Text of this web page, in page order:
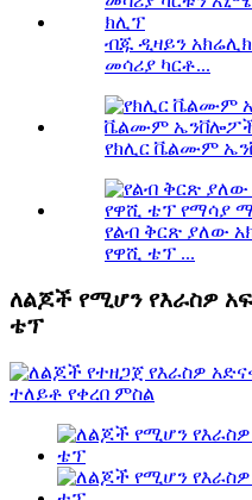
ብጁ ዲዛይን
መሳሪያ ካርቶ...
የክሊር ቬልሙም
የልብ ቅርጽ ያለው
የዋሺ ቴፕ ...
ለልጆች የሚሆን የእራስዎ
ቴፕ